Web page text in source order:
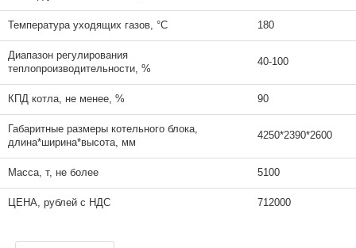
Температура уходящих газов, °C 180
Диапазон регулирования
теплопроизводительности, %
40-100
КПД котла, не менее, % 90
Габаритные размеры котельного блока,
длина*ширина*высота, мм
4250*2390*2600
Масса, т, не более 5100
ЦЕНА, рублей с НДС 712000